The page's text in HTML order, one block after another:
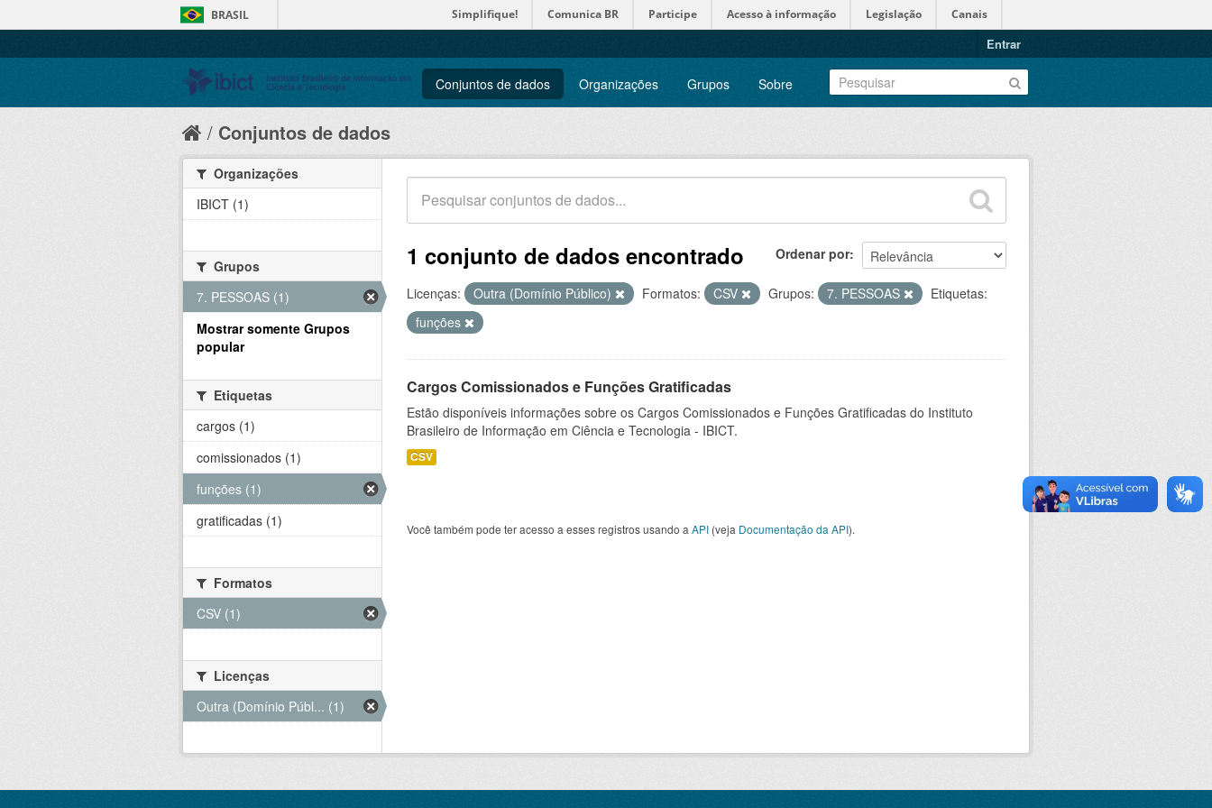
BRASIL Simplifique! Comunica BR Participe Acesso à informação Legislação Canais
Entrar
Conjuntos de dados Organizações Grupos Sobre
Conjuntos de dados
Ordenar por
1 conjunto de dados encontrado
Licenças: Outra (Domínio Público) Formatos: CSV Grupos: 7. PESSOAS
Etiquetas:
funções
Cargos Comissionados e Funções Gratificadas
Estão disponíveis informações sobre os Cargos Comissionados e Funções Gratificadas do Instituto
Brasileiro de Informação em Ciência e Tecnologia - IBICT.
CSV
Você também pode ter acesso a esses registros usando a API (veja Documentação da API).
Organizações
IBICT (1)
Grupos
7. PESSOAS (1)
Mostrar somente Grupos
popular
Etiquetas
cargos (1)
comissionados (1)
funções (1)
gratificadas (1)
Formatos
CSV (1)
Licenças
Outra (Domínio Públ... (1)